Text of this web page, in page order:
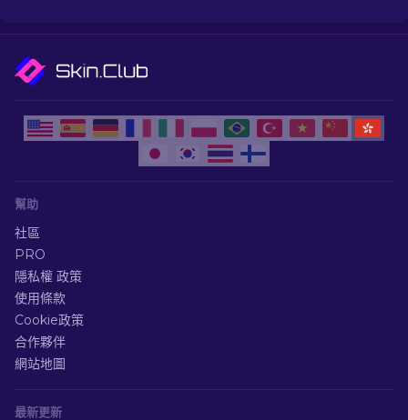
幫助
社區
PRO
隱私權 政策
使用條款
Cookie政策
合作夥伴
網站地圖
最新更新